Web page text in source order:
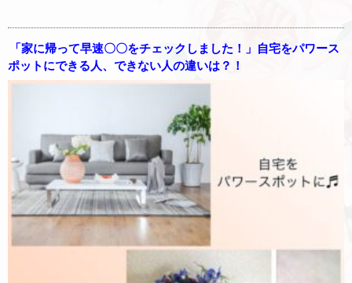
「家に帰って早速〇〇をチェックしました！」自宅をパワース
ポットにできる人、できない人の違いは？！